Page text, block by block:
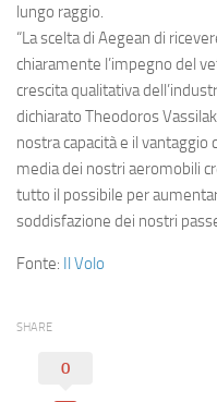
lungo raggio.
“La scelta di Aegean di
chiaramente l’impegno del
crescita qualitativa
dichiarato Theodoros
nostra capacità e il
media dei nostri aeromobili
tutto il possibile per
soddisfazione dei nostri
Fonte: Il Volo
SHARE
0